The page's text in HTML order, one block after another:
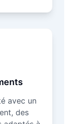
avec un
des